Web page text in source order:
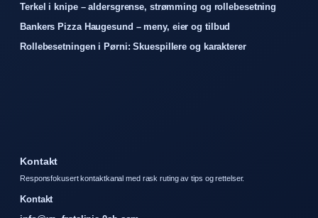
Terkel i knipe – aldersgrense, strømming og rollebesetning
Bankers Pizza Haugesund – meny, eier og tilbud
Rollebesetningen i Pørni: Skuespillere og karakterer
Kontakt
Responsfokusert kontaktkanal med rask ruting av tips og rettelser.
Kontakt